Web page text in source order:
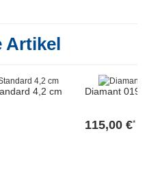
Artikel
4,2 cm Diamant
115,00 €*